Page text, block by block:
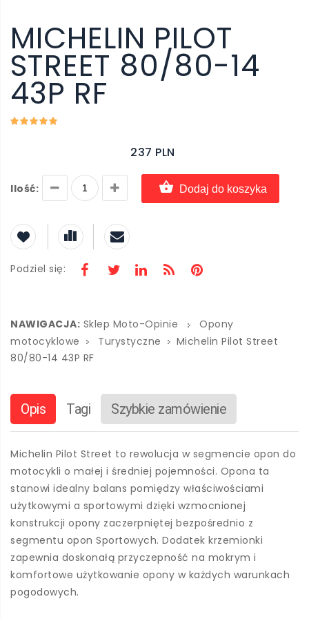
MICHELIN PILOT
STREET 80/80-14
43P RF
237 PLN
Ilość: Dodaj do koszyka
Podziel się:
NAWIGACJA: Sklep Moto-Opinie
Opony
motocyklowe
Turystyczne
Michelin Pilot Street
80/80-14 43P RF
Opis Tagi Szybkie zamówienie
Michelin Pilot Street to rewolucja w segmencie opon do
motocykli o małej i średniej pojemności. Opona ta
stanowi idealny balans pomiędzy właściwościami
użytkowymi a sportowymi dzięki wzmocnionej
konstrukcji opony zaczerpniętej bezpośrednio z
segmentu opon Sportowych. Dodatek krzemionki
zapewnia doskonałą przyczepność na mokrym i
komfortowe użytkowanie opony w każdych warunkach
pogodowych.